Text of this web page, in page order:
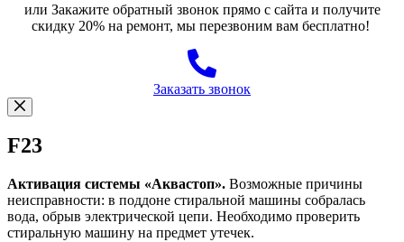
или Закажите обратный звонок прямо с сайта и получите
скидку 20% на ремонт, мы перезвоним вам бесплатно!
Заказать звонок
F23
Активация системы «Аквастоп». Возможные причины
неисправности: в поддоне стиральной машины собралась
вода, обрыв электрической цепи. Необходимо проверить
стиральную машину на предмет утечек.